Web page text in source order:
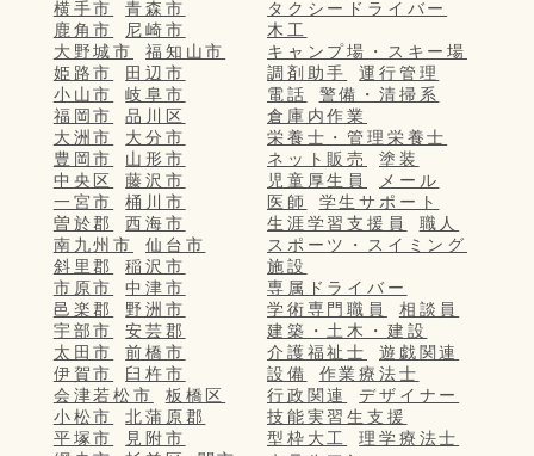
横手市
青森市
鹿角市
尼崎市
大野城市
福知山市
姫路市
田辺市
小山市
岐阜市
福岡市
品川区
大洲市
大分市
豊岡市
山形市
中央区
藤沢市
一宮市
桶川市
曽於郡
西海市
南九州市
仙台市
斜里郡
稲沢市
市原市
中津市
邑楽郡
野洲市
宇部市
安芸郡
太田市
前橋市
伊賀市
臼杵市
会津若松市
板橋区
小松市
北蒲原郡
平塚市
見附市
タクシードライバー
木工
キャンプ場・スキー場
調剤助手
運行管理
電話
警備・清掃系
倉庫内作業
栄養士・管理栄養士
ネット販売
塗装
児童厚生員
メール
医師
学生サポート
生涯学習支援員
職人
スポーツ・スイミング
施設
専属ドライバー
学術専門職員
相談員
建築・土木・建設
介護福祉士
遊戯関連
設備
作業療法士
行政関連
デザイナー
技能実習生支援
型枠大工
理学療法士